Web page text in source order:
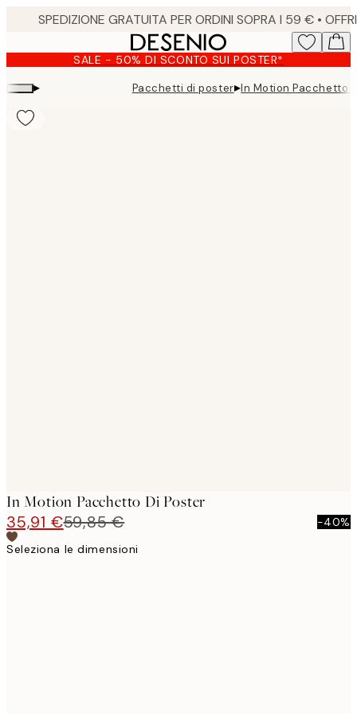
content.
SALE - 50% DI SCONTO SUI POSTER*
▸ Pacchetti di poster▸In Motion Pacchetto
In Motion Pacchetto Di Poster
35,91 €59,85 €
-40%
Seleziona le dimensioni